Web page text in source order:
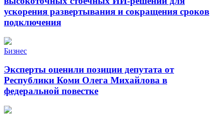
ускорения развертывания и сокращения сроков
подключения
Бизнес
Эксперты оценили позиции депутата от
Республики Коми Олега Михайлова в
федеральной повестке